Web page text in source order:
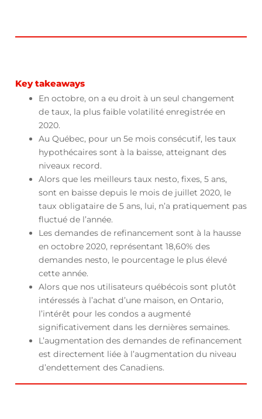
Key takeaways
En octobre, on a eu droit à un seul changement
de taux, la plus faible volatilité enregistrée en
2020.
Au Québec, pour un 5e mois consécutif, les taux
hypothécaires sont à la baisse, atteignant des
niveaux record.
Alors que les meilleurs taux nesto, fixes, 5 ans,
sont en baisse depuis le mois de juillet 2020, le
taux obligataire de 5 ans, lui, n’a pratiquement pas
fluctué de l’année.
Les demandes de refinancement sont à la hausse
en octobre 2020, représentant 18,60% des
demandes nesto, le pourcentage le plus élevé
cette année.
Alors que nos utilisateurs québécois sont plutôt
intéressés à l’achat d’une maison, en Ontario,
l’intérêt pour les condos a augmenté
significativement dans les dernières semaines.
L’augmentation des demandes de refinancement
est directement liée à l’augmentation du niveau
d’endettement des Canadiens.